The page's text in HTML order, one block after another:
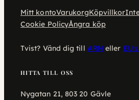
Mitt kontoVarukorgKöpvillkor
Cookie PolicyÅngra köp
Tvist? Vänd dig till ARN eller
HITTA TILL OSS
Nygatan 21, 803 20 Gävle